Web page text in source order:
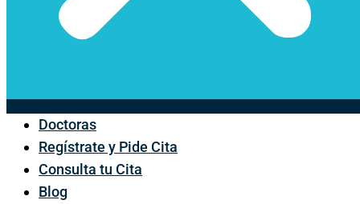
Doctoras
Regístrate y Pide Cita
Consulta tu Cita
Blog